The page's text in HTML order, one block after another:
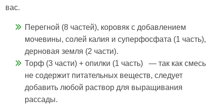
вас.
Перегной (8 частей), коровяк с добавлением
мочевины, солей калия и суперфосфата (1 часть),
дерновая земля (2 части).
Торф (3 части) + опилки (1 часть) — так как смесь
не содержит питательных веществ, следует
добавить любой раствор для выращивания
рассады.